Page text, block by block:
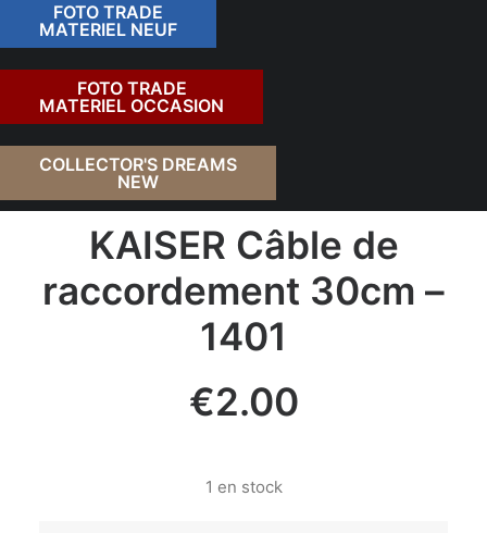
FOTO TRADE
MATERIEL NEUF
FOTO TRADE
MATERIEL OCCASION
COLLECTOR'S DREAMS
NEW
RETOUR
KAISER Câble de
raccordement 30cm –
1401
€2.00
1 en stock